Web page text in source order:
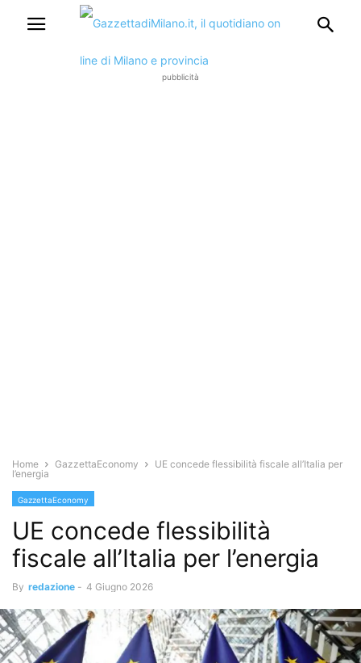
pubblicità
Home GazzettaEconomy
UE concede flessibilità fiscale all’Italia per
l’energia
GazzettaEconomy
UE concede flessibilità
fiscale all’Italia per l’energia
By redazione - 4 Giugno 2026